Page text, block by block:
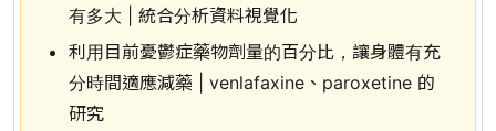
有多大 | 統合分析資料視覺化
利用目前憂鬱症藥物劑量的百分比，讓身體有充
分時間適應減藥 | venlafaxine、paroxetine 的
研究